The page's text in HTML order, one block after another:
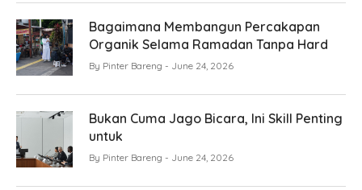
Bagaimana Membangun Percakapan
Organik Selama Ramadan Tanpa Hard
By Pinter Bareng June 24, 2026
Bukan Cuma Jago Bicara, Ini Skill Penting
untuk
By Pinter Bareng June 24, 2026